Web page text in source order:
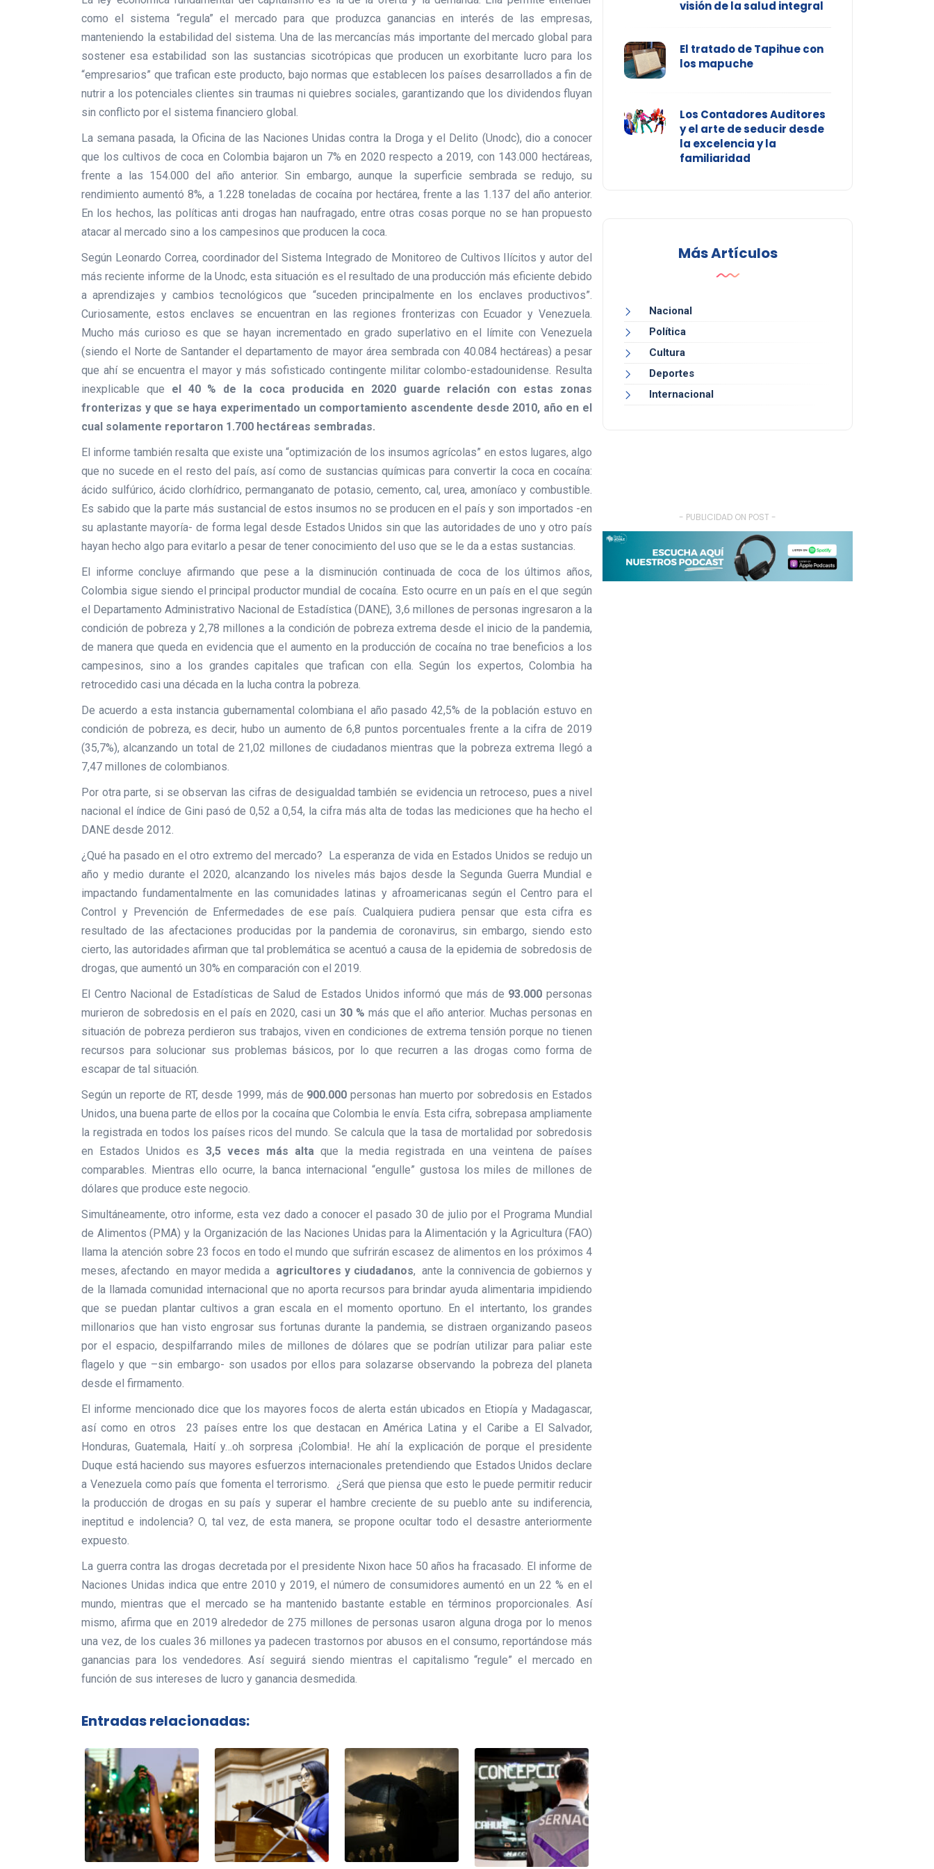
como el sistema “regula” el mercado para que produzca ganancias en interés de las empresas,
manteniendo la estabilidad del sistema. Una de las mercancías más importante del mercado global para
sostener esa estabilidad son las sustancias sicotrópicas que producen un exorbitante lucro para los
“empresarios” que trafican este producto, bajo normas que establecen los países desarrollados a fin de
nutrir a los potenciales clientes sin traumas ni quiebres sociales, garantizando que los dividendos fluyan
sin conflicto por el sistema financiero global.
La semana pasada, la Oficina de las Naciones Unidas contra la Droga y el Delito (Unodc), dio a conocer
que los cultivos de coca en Colombia bajaron un 7% en 2020 respecto a 2019, con 143.000 hectáreas,
frente a las 154.000 del año anterior. Sin embargo, aunque la superficie sembrada se redujo, su
rendimiento aumentó 8%, a 1.228 toneladas de cocaína por hectárea, frente a las 1.137 del año anterior.
En los hechos, las políticas anti drogas han naufragado, entre otras cosas porque no se han propuesto
atacar al mercado sino a los campesinos que producen la coca.
Según Leonardo Correa, coordinador del Sistema Integrado de Monitoreo de Cultivos Ilícitos y autor del
más reciente informe de la Unodc, esta situación es el resultado de una producción más eficiente debido
a aprendizajes y cambios tecnológicos que “suceden principalmente en los enclaves productivos”.
Curiosamente, estos enclaves se encuentran en las regiones fronterizas con Ecuador y Venezuela.
Mucho más curioso es que se hayan incrementado en grado superlativo en el límite con Venezuela
(siendo el Norte de Santander el departamento de mayor área sembrada con 40.084 hectáreas) a pesar
que ahí se encuentra el mayor y más sofisticado contingente militar colombo-estadounidense. Resulta
inexplicable que el 40 % de la coca producida en 2020 guarde relación con estas zonas
fronterizas y que se haya experimentado un comportamiento ascendente desde 2010, año en el
cual solamente reportaron 1.700 hectáreas sembradas.
El informe también resalta que existe una “optimización de los insumos agrícolas” en estos lugares, algo
que no sucede en el resto del país, así como de sustancias químicas para convertir la coca en cocaína:
ácido sulfúrico, ácido clorhídrico, permanganato de potasio, cemento, cal, urea, amoníaco y combustible.
Es sabido que la parte más sustancial de estos insumos no se producen en el país y son importados -en
su aplastante mayoría- de forma legal desde Estados Unidos sin que las autoridades de uno y otro país
hayan hecho algo para evitarlo a pesar de tener conocimiento del uso que se le da a estas sustancias.
El informe concluye afirmando que pese a la disminución continuada de coca de los últimos años,
Colombia sigue siendo el principal productor mundial de cocaína. Esto ocurre en un país en el que según
el Departamento Administrativo Nacional de Estadística (DANE), 3,6 millones de personas ingresaron a la
condición de pobreza y 2,78 millones a la condición de pobreza extrema desde el inicio de la pandemia,
de manera que queda en evidencia que el aumento en la producción de cocaína no trae beneficios a los
campesinos, sino a los grandes capitales que trafican con ella. Según los expertos, Colombia ha
retrocedido casi una década en la lucha contra la pobreza.
De acuerdo a esta instancia gubernamental colombiana el año pasado 42,5% de la población estuvo en
condición de pobreza, es decir, hubo un aumento de 6,8 puntos porcentuales frente a la cifra de 2019
(35,7%), alcanzando un total de 21,02 millones de ciudadanos mientras que la pobreza extrema llegó a
7,47 millones de colombianos.
Por otra parte, si se observan las cifras de desigualdad también se evidencia un retroceso, pues a nivel
nacional el índice de Gini pasó de 0,52 a 0,54, la cifra más alta de todas las mediciones que ha hecho el
DANE desde 2012.
¿Qué ha pasado en el otro extremo del mercado? La esperanza de vida en Estados Unidos se redujo un
año y medio durante el 2020, alcanzando los niveles más bajos desde la Segunda Guerra Mundial e
impactando fundamentalmente en las comunidades latinas y afroamericanas según el Centro para el
Control y Prevención de Enfermedades de ese país. Cualquiera pudiera pensar que esta cifra es
resultado de las afectaciones producidas por la pandemia de coronavirus, sin embargo, siendo esto
cierto, las autoridades afirman que tal problemática se acentuó a causa de la epidemia de sobredosis de
drogas, que aumentó un 30% en comparación con el 2019.
El Centro Nacional de Estadísticas de Salud de Estados Unidos informó que más de 93.000 personas
murieron de sobredosis en el país en 2020, casi un 30 % más que el año anterior. Muchas personas en
situación de pobreza perdieron sus trabajos, viven en condiciones de extrema tensión porque no tienen
recursos para solucionar sus problemas básicos, por lo que recurren a las drogas como forma de
escapar de tal situación.
Según un reporte de RT, desde 1999, más de 900.000 personas han muerto por sobredosis en Estados
Unidos, una buena parte de ellos por la cocaína que Colombia le envía. Esta cifra, sobrepasa ampliamente
la registrada en todos los países ricos del mundo. Se calcula que la tasa de mortalidad por sobredosis
en Estados Unidos es 3,5 veces más altaque la media registrada en una veintena de países
comparables. Mientras ello ocurre, la banca internacional “engulle” gustosa los miles de millones de
dólares que produce este negocio.
Simultáneamente, otro informe, esta vez dado a conocer el pasado 30 de julio por el Programa Mundial
de Alimentos (PMA) y la Organización de las Naciones Unidas para la Alimentación y la Agricultura (FAO)
llama la atención sobre 23 focos en todo el mundo que sufrirán escasez de alimentos en los próximos 4
meses, afectando en mayor medida a agricultores y ciudadanos, ante la connivencia de gobiernos y
de la llamada comunidad internacional que no aporta recursos para brindar ayuda alimentaria impidiendo
que se puedan plantar cultivos a gran escala en el momento oportuno. En el intertanto, los grandes
millonarios que han visto engrosar sus fortunas durante la pandemia, se distraen organizando paseos
por el espacio, despilfarrando miles de millones de dólares que se podrían utilizar para paliar este
flagelo y que –sin embargo- son usados por ellos para solazarse observando la pobreza del planeta
desde el firmamento.
El informe mencionado dice que los mayores focos de alerta están ubicados en Etiopía y Madagascar,
así como en otros 23 países entre los que destacan en América Latina y el Caribe a El Salvador,
Honduras, Guatemala, Haití y…oh sorpresa ¡Colombia!. He ahí la explicación de porque el presidente
Duque está haciendo sus mayores esfuerzos internacionales pretendiendo que Estados Unidos declare
a Venezuela como país que fomenta el terrorismo. ¿Será que piensa que esto le puede permitir reducir
la producción de drogas en su país y superar el hambre creciente de su pueblo ante su indiferencia,
ineptitud e indolencia? O, tal vez, de esta manera, se propone ocultar todo el desastre anteriormente
expuesto.
La guerra contra las drogas decretada por el presidente Nixon hace 50 años ha fracasado. El informe de
Naciones Unidas indica que entre 2010 y 2019, el número de consumidores aumentó en un 22 % en el
mundo, mientras que el mercado se ha mantenido bastante estable en términos proporcionales. Así
mismo, afirma que en 2019 alrededor de 275 millones de personas usaron alguna droga por lo menos
una vez, de los cuales 36 millones ya padecen trastornos por abusos en el consumo, reportándose más
ganancias para los vendedores. Así seguirá siendo mientras el capitalismo “regule” el mercado en
función de sus intereses de lucro y ganancia desmedida.
Entradas relacionadas:
visión de la salud integral
El tratado de Tapihue con
los mapuche
Los Contadores Auditores
y el arte de seducir desde
la excelencia y la
familiaridad
Más Artículos
Nacional
Política
Cultura
Deportes
Internacional
- PUBLICIDAD ON POST -